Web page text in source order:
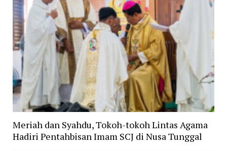
Meriah dan Syahdu, Tokoh-tokoh Lintas Agama
Hadiri Pentahbisan Imam SCJ di Nusa Tunggal